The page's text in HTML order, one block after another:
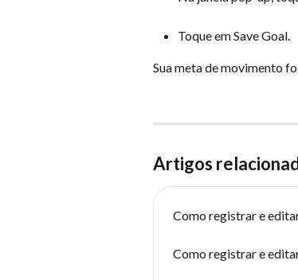
Toque em Save Goal.
Sua meta de movimento
Artigos
Como registrar e
Como registrar e